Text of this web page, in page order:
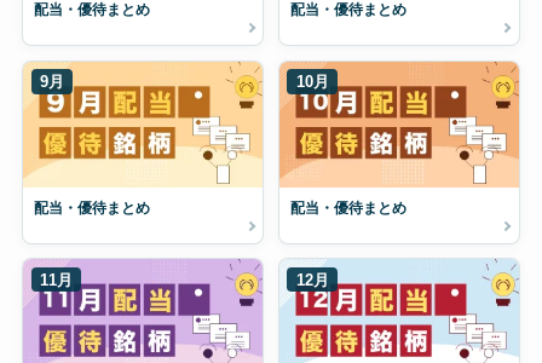
配当・優待まとめ 配当・優待まとめ
9月
配当・優待まとめ
10月
配当・優待まとめ
11月 12月